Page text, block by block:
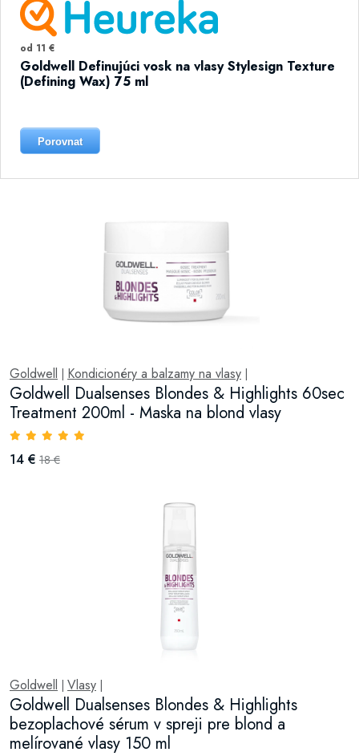
od 11 €
Goldwell Definujúci vosk na vlasy Stylesign Texture
(Defining Wax) 75 ml
Porovnat
Goldwell Kondicionéry a balzamy na vlasy
Goldwell Dualsenses Blondes & Highlights 60sec
Treatment 200ml - Maska na blond vlasy
14 € 18 €
Goldwell Vlasy
Goldwell Dualsenses Blondes & Highlights
bezoplachové sérum v spreji pre blond a
melírované vlasy 150 ml